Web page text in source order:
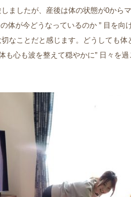
ましたが、産後は体の状態が0から
体が今どうなっているのか ” 目を向
なことだと感じます。どうしても
も心も波を整えて穏やかに” 日々を